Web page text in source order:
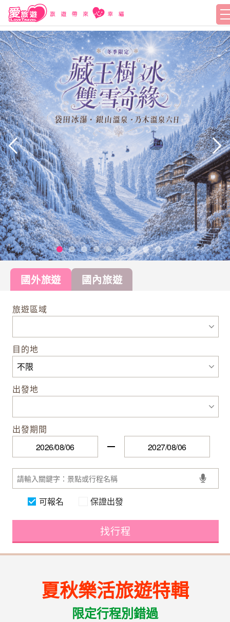
國外旅遊 國內旅遊
旅遊區域
目的地
出發地
出發期間
可報名 保證出發
找行程
夏秋樂活旅遊特輯
限定行程別錯過